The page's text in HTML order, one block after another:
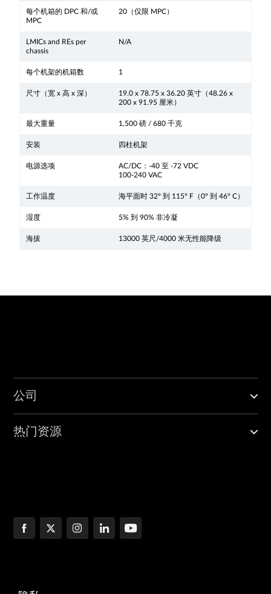
每个机箱的 DPC 和/或
MPC
20（仅限 MPC）
LMICs and REs per
chassis
N/A
每个机架的机箱数 1
尺寸（宽 x 高 x 深）
19.0 x 78.75 x 36.20 英寸（48.26 x
200 x 91.95 厘米）
最大重量 1,500 磅 / 680 千克
安装 四柱机架
电源选项
AC/DC：-40 至 -72 VDC
100-240 VAC
工作温度 海平面时 32° 到 115° F（0° 到 46° C）
湿度 5% 到 90% 非冷凝
海拔 13000 英尺/4000 米无性能降级
公司
热门资源